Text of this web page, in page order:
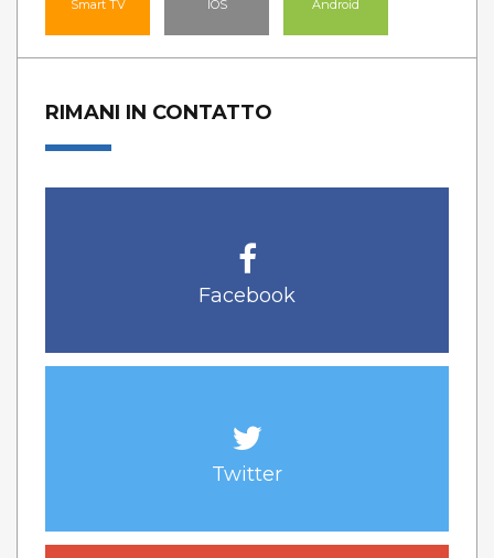
Smart TV IOS Android
RIMANI IN CONTATTO
Facebook
Twitter